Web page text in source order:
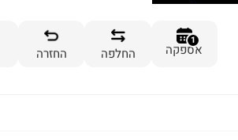
1
אספקה החלפה החזרה